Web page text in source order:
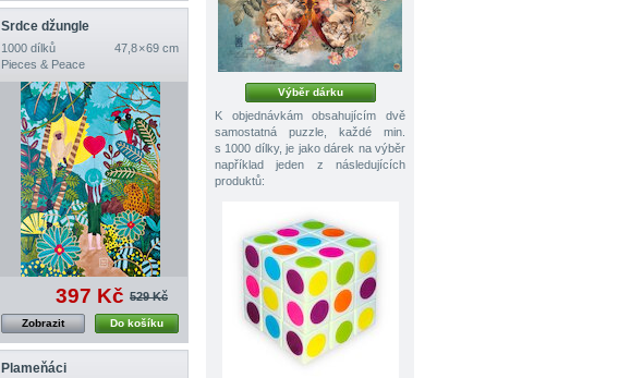
Srdce džungle
1000 dílků
47,8 × 69 cm
Pieces & Peace
397 Kč 529 Kč
Do košíku
Zobrazit
Plameňáci
Výběr dárku
K objednávkám obsahujícím dvě
samostatná puzzle, každé min.
s 1000 dílky, je jako dárek na výběr
například jeden z následujících
produktů: